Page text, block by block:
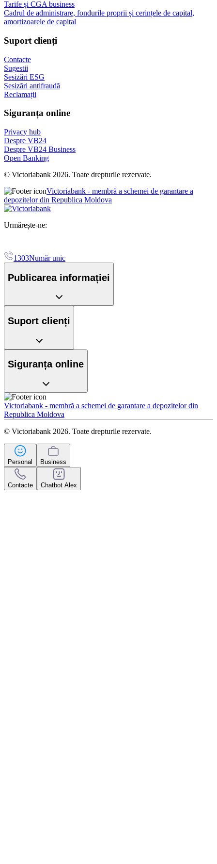
Tarife și CGA business
Cadrul de administrare, fondurile proprii și cerințele de capital,
amortizoarele de capital
Suport clienți
Contacte
Sugestii
Sesizări ESG
Sesizări antifraudă
Reclamații
Siguranța online
Privacy hub
Despre VB24
Despre VB24 Business
Open Banking
© Victoriabank 2026. Toate drepturile rezervate.
Victoriabank - membră a schemei de garantare a
depozitelor din Republica Moldova
Urmărește-ne:
1303Număr unic
Publicarea informației
Suport clienți
Siguranța online
Victoriabank - membră a schemei de garantare a depozitelor din
Republica Moldova
© Victoriabank 2026. Toate drepturile rezervate.
Personal Business
Contacte Chatbot Alex